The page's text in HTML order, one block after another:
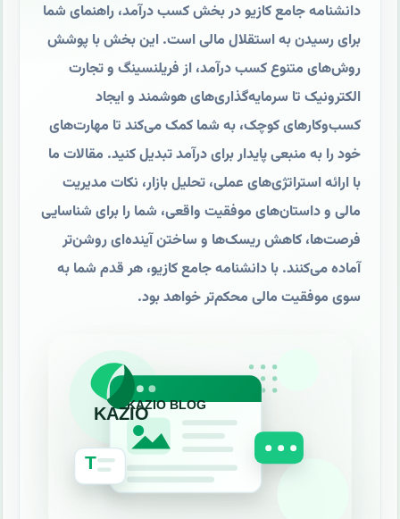
دانشنامه جامع کازیو در بخش کسب درآمد، راهنمای شما
برای رسیدن به استقلال مالی است. این بخش با پوشش
روش‌های متنوع کسب درآمد، از فریلنسینگ و تجارت
الکترونیک تا سرمایه‌گذاری‌های هوشمند و ایجاد
کسب‌وکارهای کوچک، به شما کمک می‌کند تا مهارت‌های
خود را به منبعی پایدار برای درآمد تبدیل کنید. مقالات ما
با ارائه استراتژی‌های عملی، تحلیل بازار، نکات مدیریت
مالی و داستان‌های موفقیت واقعی، شما را برای شناسایی
فرصت‌ها، کاهش ریسک‌ها و ساختن آینده‌ای روشن‌تر
آماده می‌کنند. با دانشنامه جامع کازیو، هر قدم شما به
سوی موفقیت مالی محکم‌تر خواهد بود.